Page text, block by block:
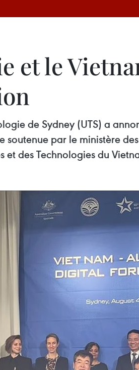
et le
de Sydney (UTS) a
par le ministère
et des Technologies du